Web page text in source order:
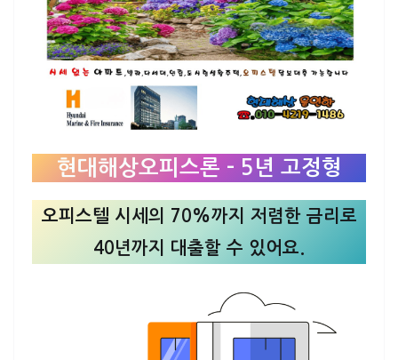
현대해상오피스론 – 5년 고정형
오피스텔 시세의 70%까지 저렴한 금리로
40년까지 대출할 수 있어요.